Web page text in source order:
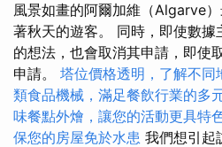
風景如畫的阿爾加維（Algarve
著秋天的遊客。 同時，即使數
的想法，也會取消其申請，即使
申請。 塔位價格透明，了解不同
類食品機械，滿足餐飲行業的多
味餐點外燴，讓您的活動更具特
保您的房屋免於水患 我們想引起